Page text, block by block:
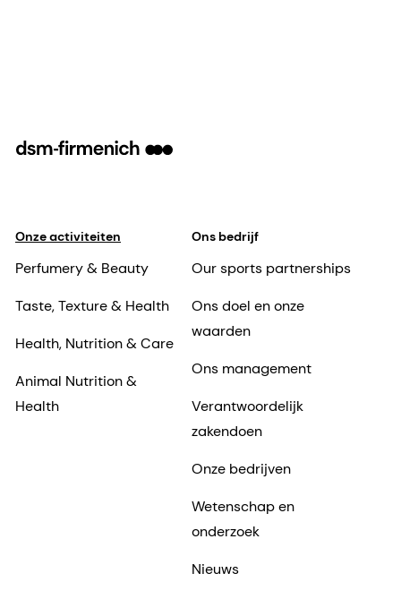
Onze activiteiten
Perfumery & Beauty
Taste, Texture & Health
Health, Nutrition & Care
Animal Nutrition &
Health
Ons bedrijf
Our sports partnerships
Ons doel en onze
waarden
Ons management
Verantwoordelijk
zakendoen
Onze bedrijven
Wetenschap en
onderzoek
Nieuws